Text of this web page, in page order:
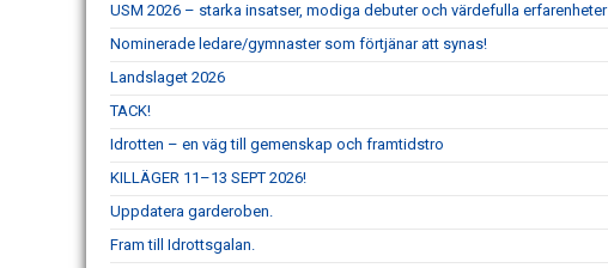
USM 2026 – starka insatser, modiga debuter och värdefulla erfarenheter
Nominerade ledare/gymnaster som förtjänar att synas!
Landslaget 2026
TACK!
Idrotten – en väg till gemenskap och framtidstro
KILLÄGER 11–13 SEPT 2026!
Uppdatera garderoben.
Fram till Idrottsgalan.